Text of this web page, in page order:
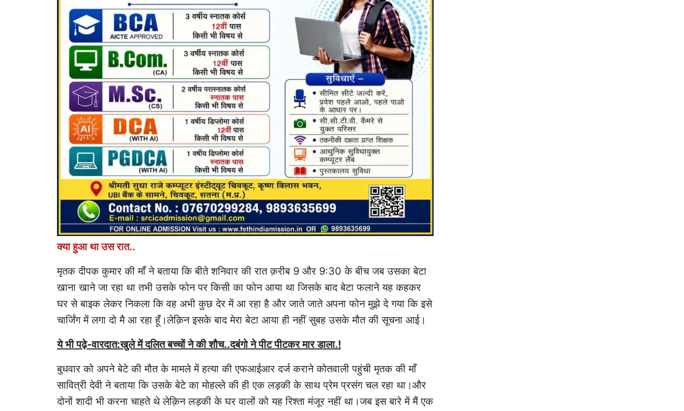
क्या हुआ था उस रात..
मृतक दीपक कुमार की माँ ने बताया कि बीते शनिवार की रात क़रीब 9 और 9:30 के बीच जब उसका बेटा
खाना खाने जा रहा था तभी उसके फोन पर किसी का फोन आया था जिसके बाद बेटा फलाने यह कहकर
घर से बाइक लेकर निकला कि वह अभी कुछ देर में आ रहा है और जाते जाते अपना फोन मुझे दे गया कि इसे
चार्जिंग में लगा दो मै आ रहा हूँ।लेक़िन इसके बाद मेरा बेटा आया ही नहीं सुबह उसके मौत की सूचना आई।
ये भी पढ़े-वारदात:खुले में दलित बच्चों ने की शौच..दबंगो ने पीट पीटकर मार डाला.!
बुधवार को अपने बेटे की मौत के मामले में हत्या की एफआईआर दर्ज कराने कोतवाली पहुंची मृतक की माँ
सावित्री देवी ने बताया कि उसके बेटे का मोहल्ले की ही एक लड़की के साथ प्रेम प्रसंग चल रहा था।और
दोनों शादी भी करना चाहते थे लेक़िन लड़की के घर वालों को यह रिश्ता मंजूर नहीं था।जब इस बारे में मैं एक